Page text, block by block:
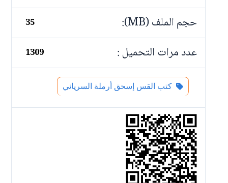
حجم الملف (MB): 35
عدد مرات التحميل : 1309
كتب القس إسحق أرملة السرياني